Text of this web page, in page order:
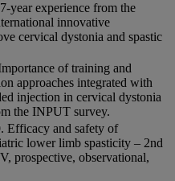
year experience from the
innovative
cervical dystonia and spastic
of training and
approaches integrated with
injection in cervical dystonia
the INPUT survey.
Efficacy and safety of
lower limb spasticity – 2nd
prospective, observational,